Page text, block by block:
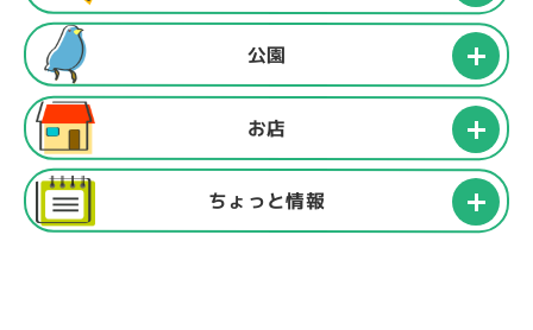
公園
お店
ちょっと情報